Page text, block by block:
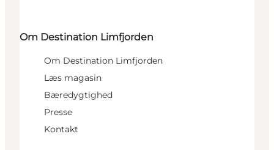
Om Destination Limfjorden
Om Destination Limfjorden
Læs magasin
Bæredygtighed
Presse
Kontakt